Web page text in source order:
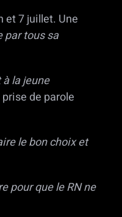
et 7 juillet. Une
par tous sa
la jeune
prise de parole
le bon choix et
pour que le RN ne